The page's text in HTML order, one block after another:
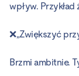
wpływ.
❌„Zwiększyć
Brzmi ambitnie.